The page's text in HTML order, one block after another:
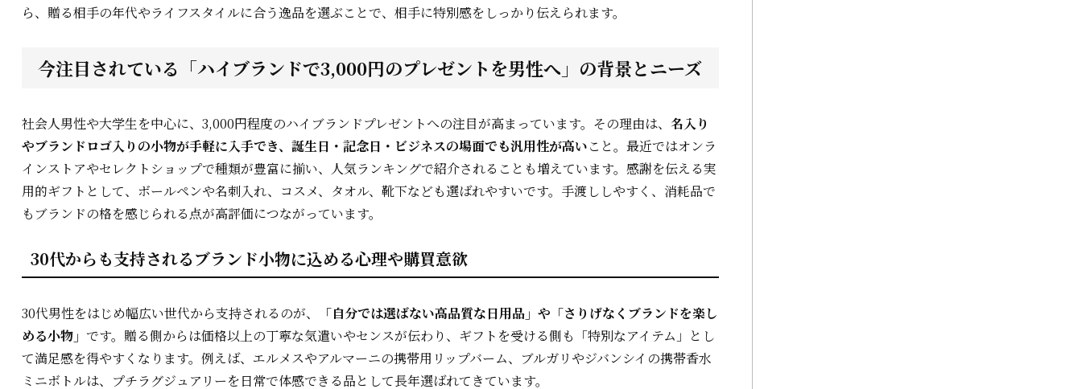
ら、贈る相手の年代やライフスタイルに合う逸品を選ぶことで、相手に特別感をしっかり伝えられます。
今注目されている「ハイブランドで3,000円のプレゼントを男性へ」の背景とニーズ
社会人男性や大学生を中心に、3,000円程度のハイブランドプレゼントへの注目が高まっています。その理由は、 名入り
やブランドロゴ入りの小物が手軽に入手でき、誕生日・記念日・ビジネスの場面でも汎用性が高いこと。最近ではオンラ
インストアやセレクトショップで種類が豊富に揃い、人気ランキングで紹介されることも増えています。感謝を伝える実
用的ギフトとして、ボールペンや名刺入れ、コスメ、タオル、靴下なども選ばれやすいです。手渡ししやすく、消耗品で
もブランドの格を感じられる点が高評価につながっています。
30代からも支持されるブランド小物に込める心理や購買意欲
30代男性をはじめ幅広い世代から支持されるのが、
「自分では選ばない高品質な日用品」や「さりげなくブランドを楽し
める小物」 です。贈る側からは価格以上の丁寧な気遣いやセンスが伝わり、ギフトを受ける側も「特別なアイテム」とし
て満足感を得やすくなります。例えば、エルメスやアルマーニの携帯用リップバーム、ブルガリやジバンシイの携帯香水
ミニボトルは、プチラグジュアリーを日常で体感できる品として長年選ばれてきています。